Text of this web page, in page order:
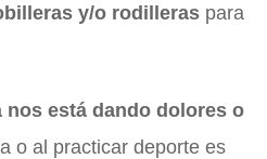
y/o rodilleras para
nos está dando dolores o
o al practicar deporte es